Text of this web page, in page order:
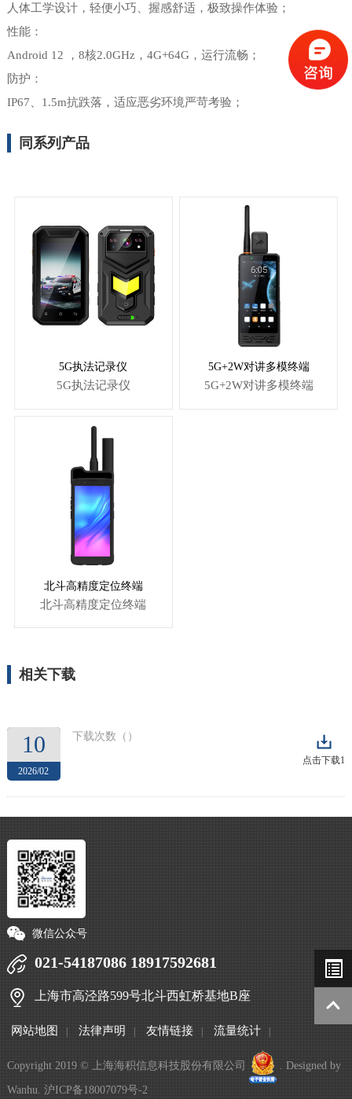
人体工学设计，轻便小巧、握感舒适，极致操作体验；
性能：
Android 12 ，8核2.0GHz，4G+64G，运行流畅；
防护：
IP67、1.5m抗跌落，适应恶劣环境严苛考验；
同系列产品
5G执法记录仪
5G执法记录仪
5G+2W对讲多模终端
5G+2W对讲多模终端
北斗高精度定位终端
北斗高精度定位终端
相关下载
点击下载1
10
2026/02
下载次数（ ）
微信公众号
021-54187086 18917592681
上海市高泾路599号北斗西虹桥基地B座
网站地图 法律声明 友情链接 流量统计
Copyright 2019 © 上海海积信息科技股份有限公司 . Designed by
Wanhu. 沪ICP备18007079号-2